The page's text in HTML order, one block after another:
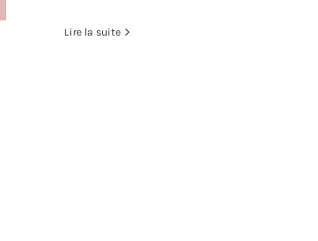
Lire la suite